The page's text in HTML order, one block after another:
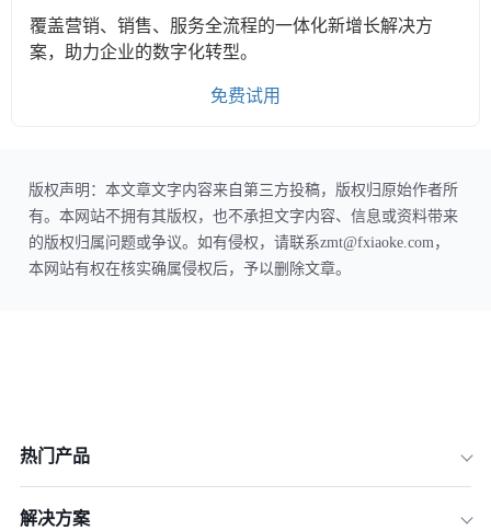
覆盖营销、销售、服务全流程的一体化新增长解决方
案，助力企业的数字化转型。
免费试用
版权声明：本文章文字内容来自第三方投稿，版权归原始作者所
有。本网站不拥有其版权，也不承担文字内容、信息或资料带来
的版权归属问题或争议。如有侵权，请联系zmt@fxiaoke.com，
本网站有权在核实确属侵权后，予以删除文章。
热门产品
解决方案